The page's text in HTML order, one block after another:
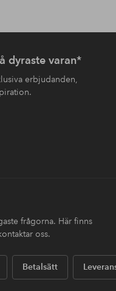
dyraste varan*
erbjudanden,
frågorna. Här finns
oss.
Betalsätt